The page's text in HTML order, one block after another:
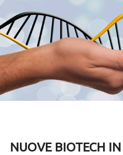
NUOVE BIOTECH